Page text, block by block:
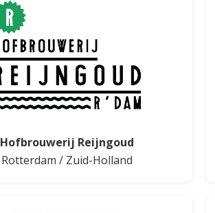
Hofbrouwerij Reijngoud
Rotterdam / Zuid-Holland